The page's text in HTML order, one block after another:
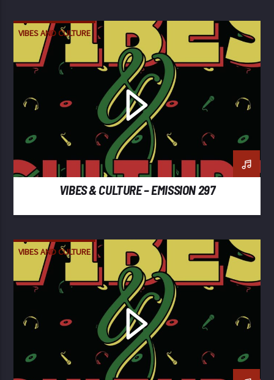
VIBES AND CULTURE
VIBES & CULTURE – EMISSION 297
VIBES AND CULTURE